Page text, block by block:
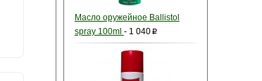
Масло оружейное Ballistol
spray 100ml - 1 040p